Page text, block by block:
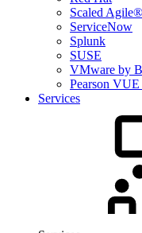
Scaled Agile®
ServiceNow
Splunk
SUSE
VMware by
Pearson VUE
Services